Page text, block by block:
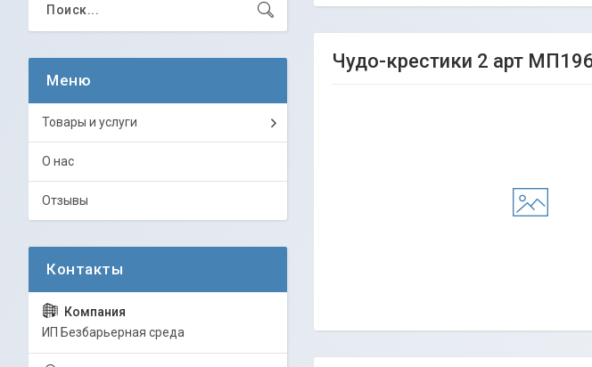
Чудо-крестики 2 арт
Товары и услуги
О нас
Отзывы
ИП Безбарьерная среда